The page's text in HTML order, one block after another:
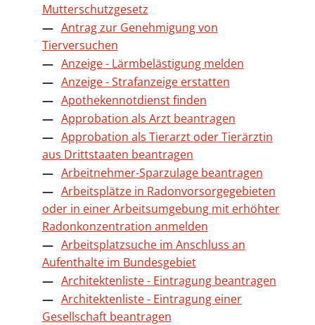
Mutterschutzgesetz
Antrag zur Genehmigung von
Tierversuchen
Anzeige - Lärmbelästigung melden
Anzeige - Strafanzeige erstatten
Apothekennotdienst finden
Approbation als Arzt beantragen
Approbation als Tierarzt oder Tierärztin
aus Drittstaaten beantragen
Arbeitnehmer-Sparzulage beantragen
Arbeitsplätze in Radonvorsorgegebieten
oder in einer Arbeitsumgebung mit erhöhter
Radonkonzentration anmelden
Arbeitsplatzsuche im Anschluss an
Aufenthalte im Bundesgebiet
Architektenliste - Eintragung beantragen
Architektenliste - Eintragung einer
Gesellschaft beantragen